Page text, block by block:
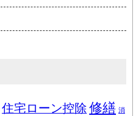
住宅ローン控除 修繕 消